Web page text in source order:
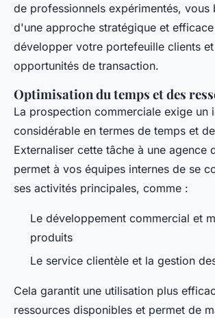
de professionnels expérimentés, vous
d'une approche stratégique et
développer votre portefeuille clients
opportunités de transaction.
Optimisation du temps et des
La prospection commerciale exige un
considérable en termes de temps et
Externaliser cette tâche à une agence
permet à vos équipes internes de se
ses activités principales, comme :
Le développement commercial et
produits
Le service clientèle et la gestion
Cela garantit une utilisation plus
ressources disponibles et permet de